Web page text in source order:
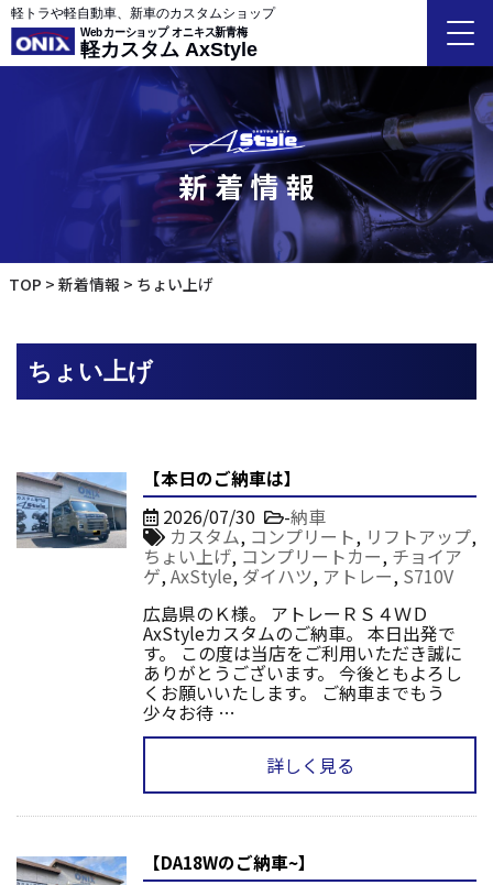
軽トラや軽自動車、新車のカスタムショップ
Webカーショップ オニキス新青梅
軽カスタム AxStyle
新着情報
TOP 新着情報 ちょい上げ
ちょい上げ
【本日のご納車は】
2026/07/30 -納車
カスタム, コンプリート, リフトアップ,
ちょい上げ,コンプリートカー, チョイア
ゲ,AxStyle, ダイハツ, アトレー, S710V
広島県のＫ様。 アトレーＲＳ４ＷＤ
AxStyleカスタムのご納車。 本日出発で
す。 この度は当店をご利用いただき誠に
ありがとうございます。 今後ともよろし
くお願いいたします。 ご納車までもう
少々お待 …
詳しく見る
【DA18Wのご納車~】